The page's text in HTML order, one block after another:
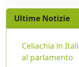
Ultime Notizie
Celiachia in
al parlamento